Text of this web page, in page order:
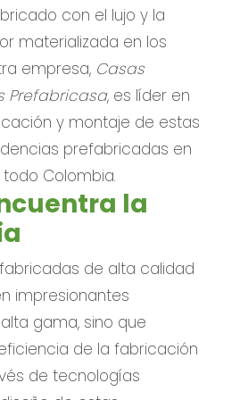
con el lujo y la
materializada en los
empresa, Casas
Prefabricasa, es líder en
y montaje de estas
prefabricadas en
Colombia.
la
de alta calidad
impresionantes
gama, sino que
de la fabricación
de tecnologías